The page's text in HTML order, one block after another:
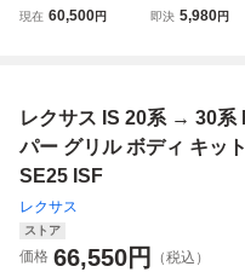
→ 30系 Fスポーツ
E21 GSE25 ISF 訳
あり
現在 60,500円
内装 トリム パ
レクサス
SF
即決 5,980円
レクサス IS 20系 → 30系
パー グリル ボディ キッ
SE25 ISF
レクサス
ストア
価格 66,550円
（税込）